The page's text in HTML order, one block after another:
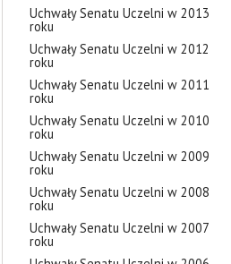
Uchwały Senatu Uczelni w 2013
roku
Uchwały Senatu Uczelni w 2012
roku
Uchwały Senatu Uczelni w 2011
roku
Uchwały Senatu Uczelni w 2010
roku
Uchwały Senatu Uczelni w 2009
roku
Uchwały Senatu Uczelni w 2008
roku
Uchwały Senatu Uczelni w 2007
roku